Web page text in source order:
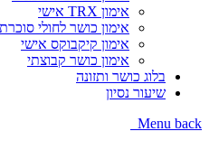
אימון TRX אישי
אימון כושר לחולי סוכרת
אימון קיקבוקס אישי
אימון כושר קבוצתי
בלוג כושר ותזונה
שיעור נסיון
Menu back